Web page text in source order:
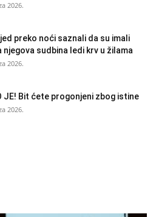
2026.
preko noći saznali da su imali
njegova sudbina ledi krv u žilama
2026.
JE! Bit ćete progonjeni zbog istine
2026.